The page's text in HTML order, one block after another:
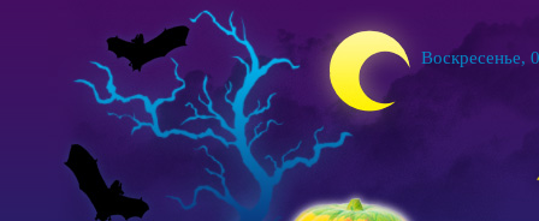
Воскресенье,